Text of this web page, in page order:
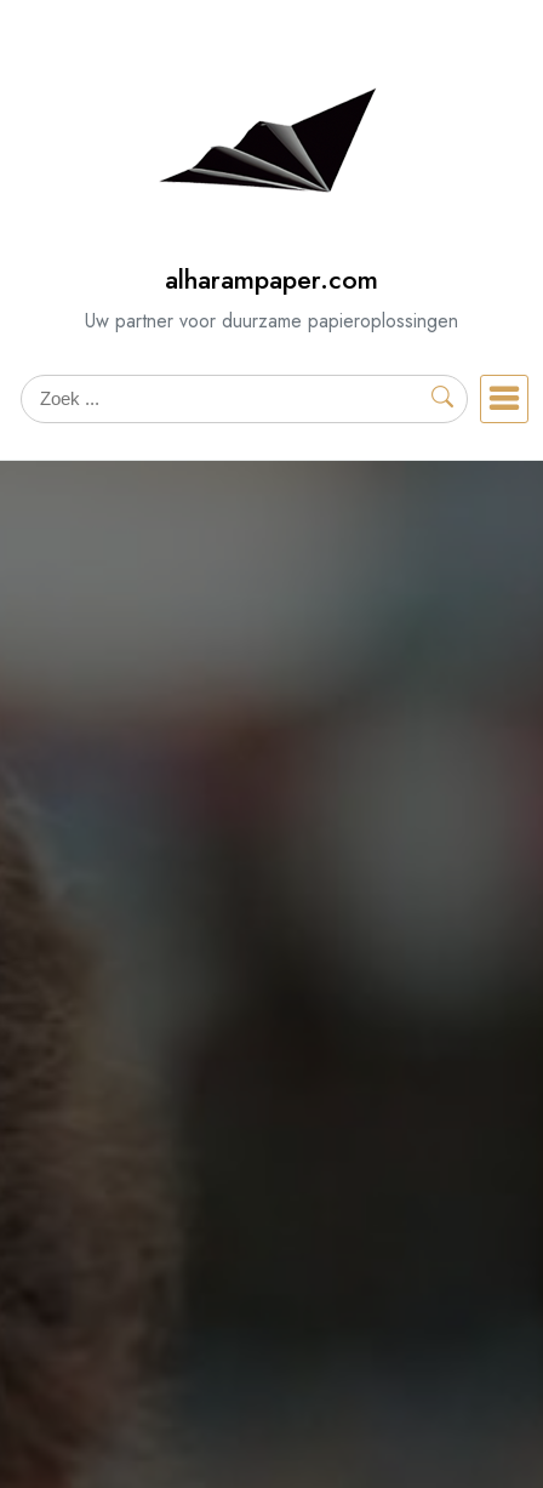
alharampaper.com
Uw partner voor duurzame papieroplossingen